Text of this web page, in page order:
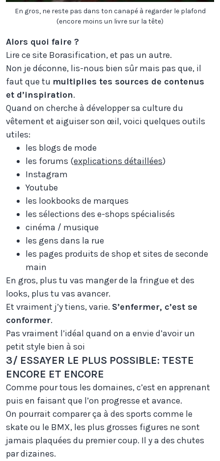
En gros, ne reste pas dans ton canapé à regarder le plafond
(encore moins un livre sur la tête)
Alors quoi faire ?
Lire ce site Borasification, et pas un autre.
Non je déconne, lis-nous bien sûr mais pas que, il
faut que tu multiplies tes sources de contenus
et d’inspiration.
Quand on cherche à développer sa culture du
vêtement et aiguiser son œil, voici quelques outils
utiles:
les blogs de mode
les forums (explications détaillées)
Instagram
Youtube
les lookbooks de marques
les sélections des e-shops spécialisés
cinéma / musique
les gens dans la rue
les pages produits de shop et sites de seconde
main
En gros, plus tu vas manger de la fringue et des
looks, plus tu vas avancer.
Et vraiment j’y tiens, varie. S’enfermer, c’est se
conformer.
Pas vraiment l’idéal quand on a envie d’avoir un
petit style bien à soi
3/ ESSAYER LE PLUS POSSIBLE: TESTE
ENCORE ET ENCORE
Comme pour tous les domaines, c’est en apprenant
puis en faisant que l’on progresse et avance.
On pourrait comparer ça à des sports comme le
skate ou le BMX, les plus grosses figures ne sont
jamais plaquées du premier coup. Il y a des chutes
par dizaines.